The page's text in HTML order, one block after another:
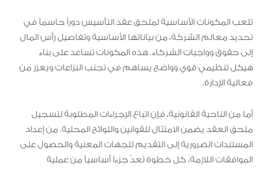
تلعب المكونات الأساسية لملحق عقد التأسيس دوراً حاسماً في
تحديد معالم الشركة، من بياناتها الأساسية وتفاصيل رأس المال
إلى حقوق وواجبات الشركاء. هذه المكونات تساعد على بناء
هيكل تنظيمي قوي وواضح يساهم في تجنب النزاعات ويعزز من
فعالية الإدارة.
أما من الناحية القانونية، فإن اتباع الإجراءات المطلوبة لتسجيل
ملحق العقد يضمن الامتثال للقوانين واللوائح المحلية. من إعداد
المستندات الضرورية إلى التقديم للجهات المعنية والحصول على
الموافقات اللازمة، كل خطوة تُعدّ جزءاً أساسياً من عملية